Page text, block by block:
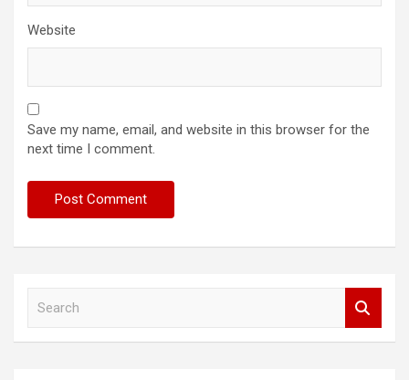
Website
Save my name, email, and website in this browser for the
next time I comment.